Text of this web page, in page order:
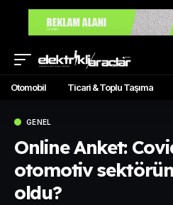
Otomobil Ticari & Toplu Taşıma
GENEL
Online Anket:
otomotiv
oldu?